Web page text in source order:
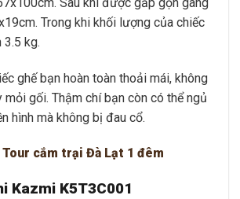
Trong khi khối lượng của chiếc
3.5 kg.
ghế bạn hoàn toàn thoải mái, không
mỏi gối. Thậm chí bạn còn có thể ngủ
hình mà không bị đau cổ.
Tour cắm trại Đà Lạt 1 đêm
Kazmi K5T3C001